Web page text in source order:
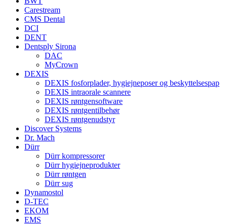
Carestream
CMS Dental
DCI
DENT
Dentsply Sirona
DAC
MyCrown
DEXIS
DEXIS fosforplader, hygiejneposer og beskyttelsespap
DEXIS intraorale scannere
DEXIS røntgensoftware
DEXIS røntgentilbehør
DEXIS røntgenudstyr
Discover Systems
Dr. Mach
Dürr
Dürr kompressorer
Dürr hygiejneprodukter
Dürr røntgen
Dürr sug
Dynamostol
D-TEC
EKOM
EMS